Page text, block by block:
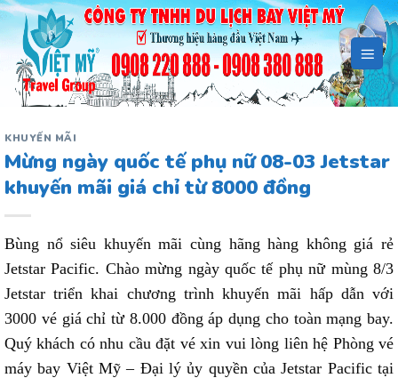
Bỏ
qua
dung
KHUYẾN MÃI
Mừng ngày quốc tế phụ nữ 08-03 Jetstar
khuyến mãi giá chỉ từ 8000 đồng
Bùng nổ siêu khuyến mãi cùng hãng hàng không giá rẻ
Jetstar Pacific. Chào mừng ngày quốc tế phụ nữ mùng 8/3
Jetstar triển khai chương trình khuyến mãi hấp dẫn với
3000 vé giá chỉ từ 8.000 đồng áp dụng cho toàn mạng bay.
Quý khách có nhu cầu đặt vé xin vui lòng liên hệ Phòng vé
máy bay Việt Mỹ – Đại lý ủy quyền của Jetstar Pacific tại